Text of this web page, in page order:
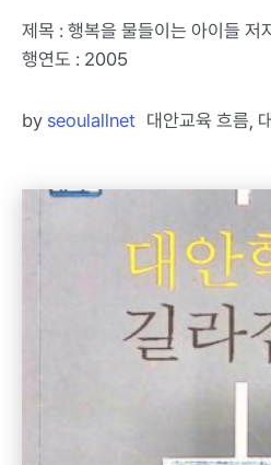
제목 : 행복을 물들이는 아이들 저
행연도 : 2005
by seoulallnet 대안교육 흐름,